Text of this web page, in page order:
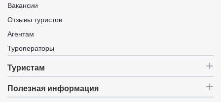
Вакансии
Отзывы туристов
Агентам
Туроператоры
Туристам
Полезная информация